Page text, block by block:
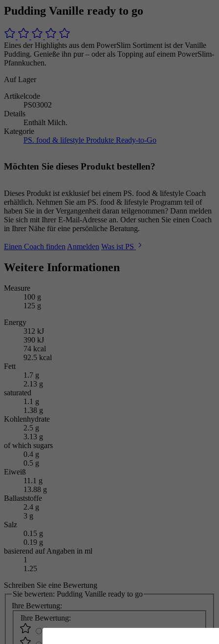
Pudding Vanille ready to go
Eines der Highlights aus dem PowerSlim Sortiment ist der Vanille
Pudding. Genieße ihn pur – oder als Topping auf einem PowerSlim-
Pfannkuchen.
Auf Lager
Artikelcode
PS03002
Details
Enthält Milch.
Kategorie
PS. food & lifestyle Produkte Ready-to-Go
Möchten Sie dieses Produkt bestellen?
Dieses Produkt ist exklusief bei einem PS. food & lifestyle Coach
erhältlich. Nehmen Sie am PS. food & lifestyle Programm teil of
haben Sie in der Vergangenheit daran teilgenommen? Dann melden
Sie sich mit Ihrer E-Mail-Adresse an. Oder suchen Sie einen Coach
in Ihrer Nähe für eine persönliche Beratung.
Einen Coach finden Anmelden Was ist PS
Weitere Informationen
Measure
100 g
125 g
Energy
312 kJ
390 kJ
74 kcal
92.5 kcal
Fett
1.7 g
2.13 g
saturated
1.1 g
1.38 g
Kohlenhydrate
2.5 g
3.13 g
of which sugars
0.4 g
0.5 g
Eiweiß
11.1 g
13.88 g
Ballaststoffe
2.4 g
3 g
Salz
0.15 g
0.19 g
basierend auf Angaben in ml
1
1.25
Schreiben Sie eine Bewertung
Sie bewerten: Pudding Vanille ready to go
Ihre Bewertung:
Ihre Bewertung: